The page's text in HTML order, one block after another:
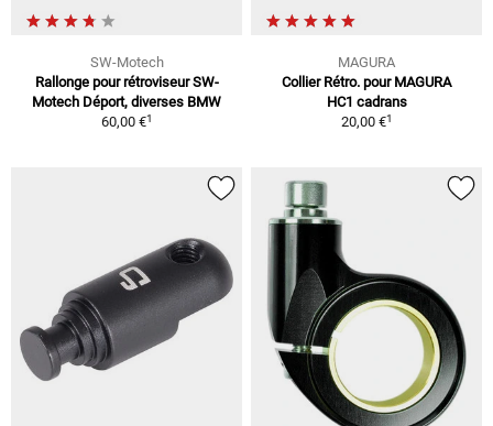
SW-Motech
Rallonge pour rétroviseur SW-
Motech Déport, diverses BMW
60,00 €1
MAGURA
Collier Rétro. pour MAGURA
HC1 cadrans
20,00 €1